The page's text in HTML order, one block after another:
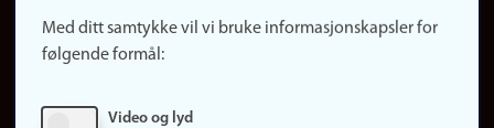
Finn studier
Ledige stillinger
Med ditt samtykke vil vi bruke informasjonskapsler for
følgende formål:
Video og lyd